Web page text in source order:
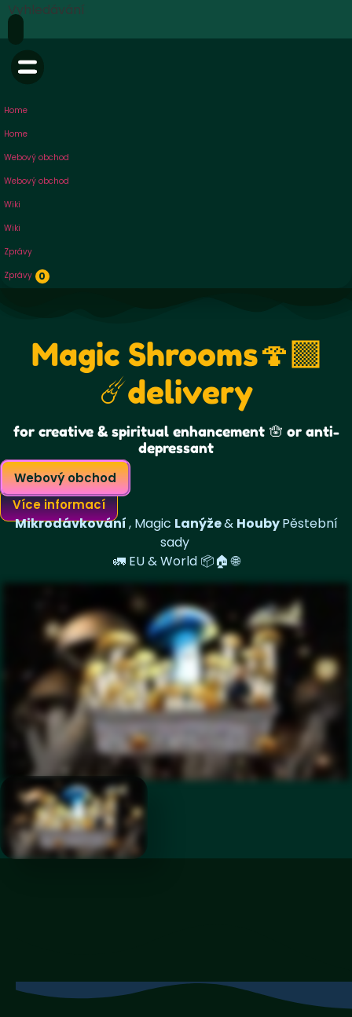
Vyhledávání
Home
Home
Webový obchod
Webový obchod
Wiki
Wiki
Zprávy
Zprávy 0
Magic Shrooms🍄‍🟫
☄️delivery
for creative & spiritual enhancement 🪬 or anti-
depressant
Webový obchod
Více informací
Mikrodávkování, Magic Lanýže& HoubyPěstební
sady
🚛EU & World 📦🏠 🌐